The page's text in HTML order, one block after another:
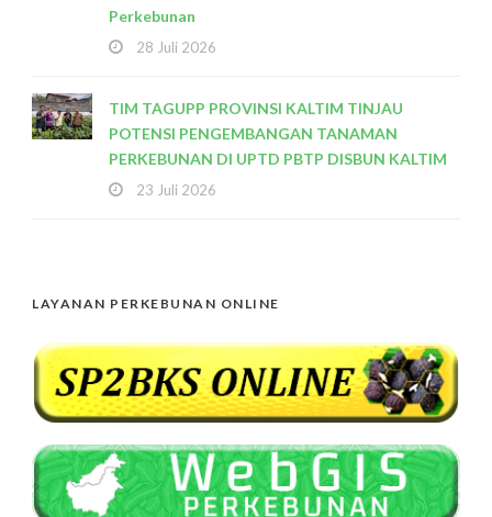
Perkebunan
28 Juli 2026
TIM TAGUPP PROVINSI KALTIM TINJAU
POTENSI PENGEMBANGAN TANAMAN
PERKEBUNAN DI UPTD PBTP DISBUN KALTIM
23 Juli 2026
LAYANAN PERKEBUNAN ONLINE